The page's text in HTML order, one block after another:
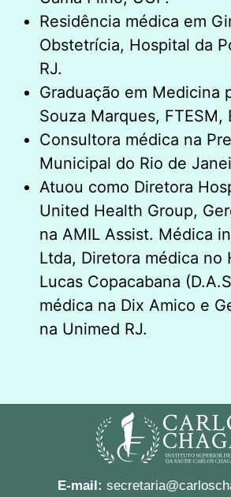
Residência médica em
Obstetrícia, Hospital da
RJ.
Graduação em Medicina
Souza Marques, FTESM,
Consultora médica na
Municipal do Rio de
Atuou como Diretora
United Health Group,
na AMIL Assist. Médica
Ltda, Diretora médica no
Lucas Copacabana
médica na Dix Amico e
na Unimed RJ.
E-mail: